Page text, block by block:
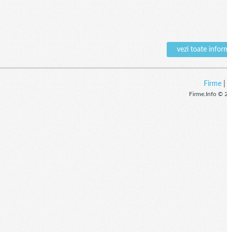
vezi toate
Firme|
Firme.Info ©